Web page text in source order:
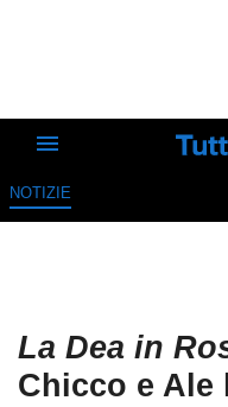
NOTIZIE
La Dea in
Chicco e Ale